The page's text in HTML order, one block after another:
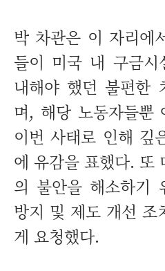
박 차관은 이 자리에
들이 미국 내 구금시
내해야 했던 불편한
며, 해당 노동자들뿐
이번 사태로 인해 깊
에 유감을 표했다. 또
의 불안을 해소하기
방지 및 제도 개선 조
게 요청했다.